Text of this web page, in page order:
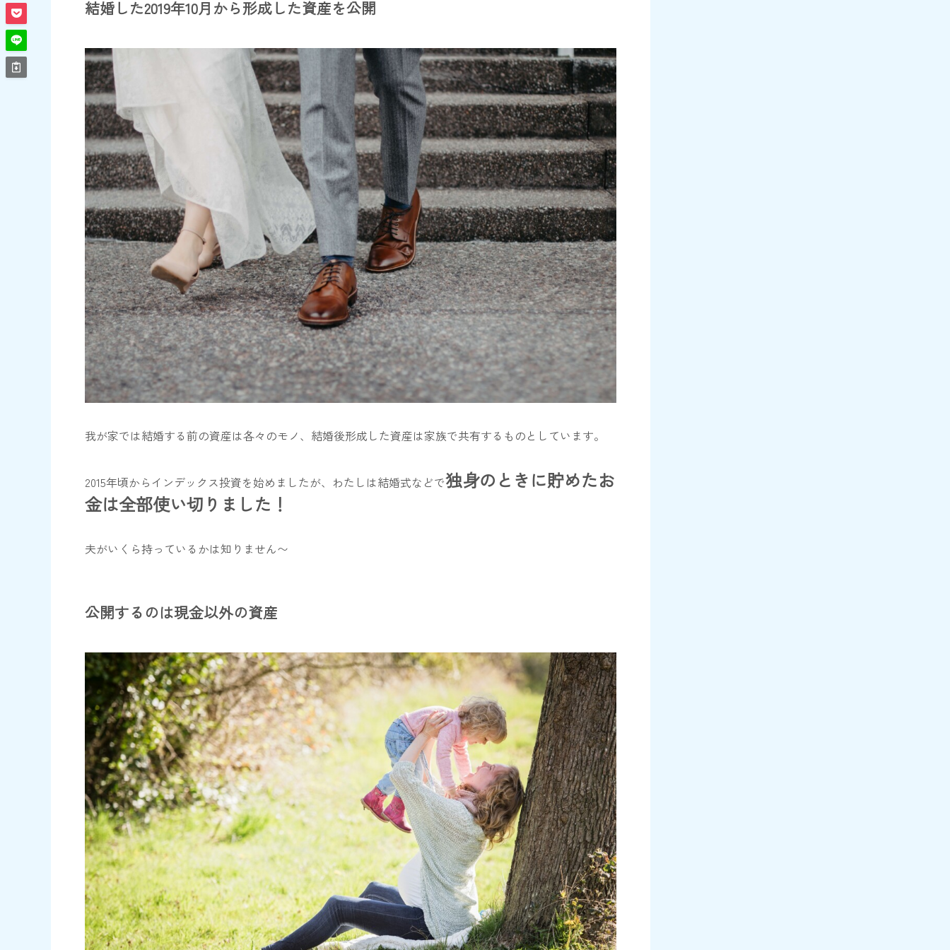
結婚した2019年10月から形成した資産を公開
我が家では結婚する前の資産は各々のモノ、結婚後形成した資産は家族で共有するものとしています。
2015年頃からインデックス投資を始めましたが、わたしは結婚式などで独身のときに貯めたお
金は全部使い切りました！
夫がいくら持っているかは知りません〜
公開するのは現金以外の資産